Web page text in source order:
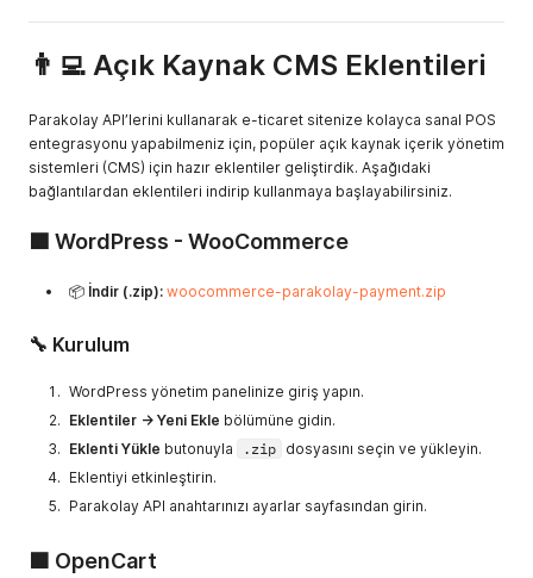
👨‍💻 Açık Kaynak CMS Eklentileri
Parakolay API’lerini kullanarak e-ticaret sitenize kolayca sanal POS
entegrasyonu yapabilmeniz için, popüler açık kaynak içerik yönetim
sistemleri (CMS) için hazır eklentiler geliştirdik. Aşağıdaki
bağlantılardan eklentileri indirip kullanmaya başlayabilirsiniz.
🟦 WordPress - WooCommerce
📦 İndir (.zip): woocommerce-parakolay-payment.zip
🔧 Kurulum
WordPress yönetim panelinize giriş yapın.
Eklentiler → Yeni Ekle bölümüne gidin.
Eklenti Yükle butonuyla .zip dosyasını seçin ve yükleyin.
Eklentiyi etkinleştirin.
Parakolay API anahtarınızı ayarlar sayfasından girin.
🟧 OpenCart